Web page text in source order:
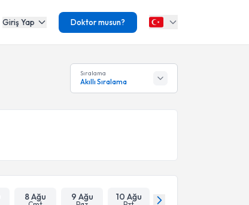
Giriş Yap Doktor musun?
Sıralama
Akıllı Sıralama
8 Ağu 9 Ağu 10 Ağu